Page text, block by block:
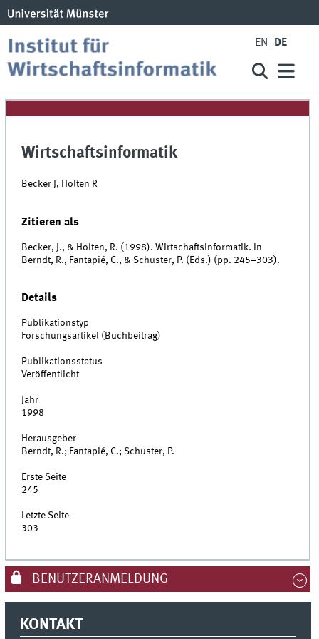
EN DE
Wirtschaftsinformatik
Becker J, Holten R
Zitieren als
Becker, J., & Holten, R. (1998). Wirtschaftsinformatik. In
Berndt, R., Fantapié, C., & Schuster, P. (Eds.) (pp. 245–303).
Details
Publikationstyp
Forschungsartikel (Buchbeitrag)
Publikationsstatus
Veröffentlicht
Jahr
1998
Herausgeber
Berndt, R.; Fantapié, C.; Schuster, P.
Erste Seite
245
Letzte Seite
303
BENUTZERANMELDUNG
KONTAKT